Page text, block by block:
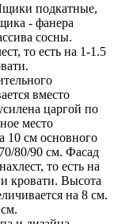
подкатные,
- фанера
сосны.
то есть на 1-1.5
вместо
царгой по
место
10 см основного
80/90 см. Фасад
то есть на
кровати. Высота
на 8 см.